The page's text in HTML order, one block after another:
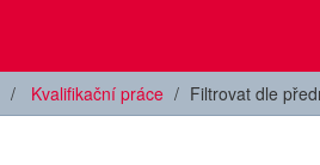
Kvalifikační práce Filtrovat dle